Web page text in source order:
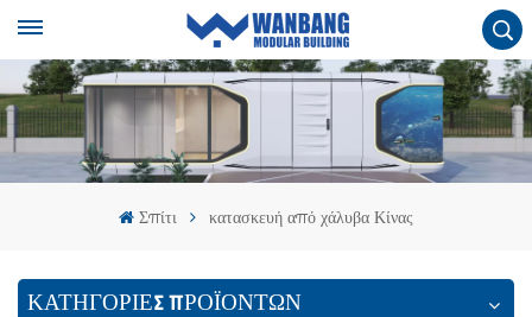
Σπίτι κατασκευή από χάλυβα Κίνας
ΚΑΤΗΓΟΡΙΕΣ ΠΡΟΪΟΝΤΩΝ